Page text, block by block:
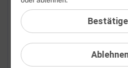
Mobilfunk-Geräte
Android Version